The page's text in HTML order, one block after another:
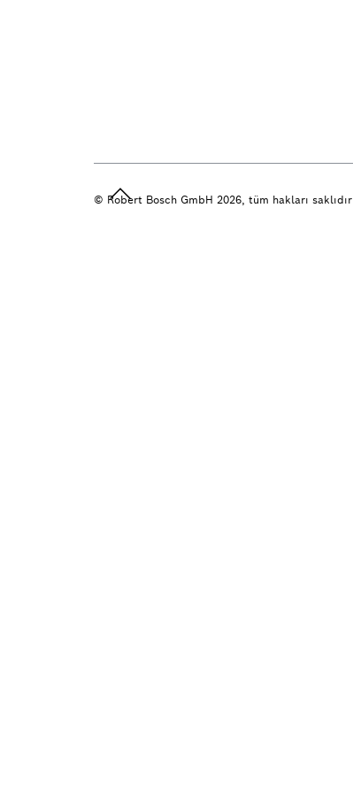
© Robert Bosch GmbH 2026, tüm hakları saklıdır